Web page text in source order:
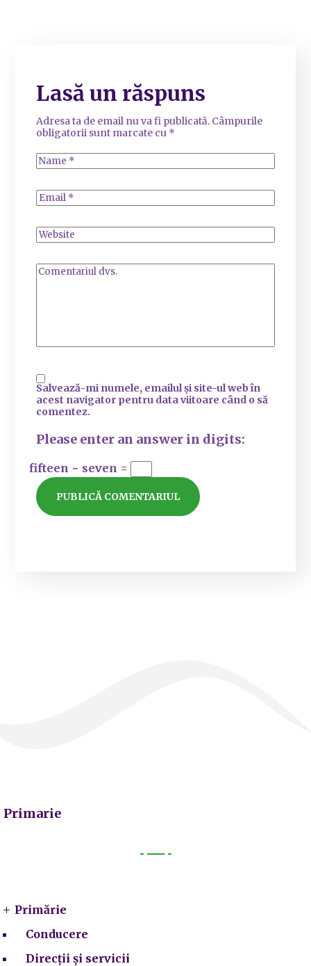
Lasă un răspuns
Adresa ta de email nu va fi publicată. Câmpurile
obligatorii sunt marcate cu *
Salvează-mi numele, emailul și site-ul web în
acest navigator pentru data viitoare când o să
comentez.
Please enter an answer in digits:
fifteen − seven =
Primarie
Primărie
Conducere
Direcții și servicii